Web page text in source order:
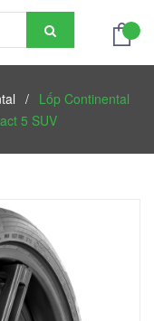
/ Lốp Continental
5 SUV